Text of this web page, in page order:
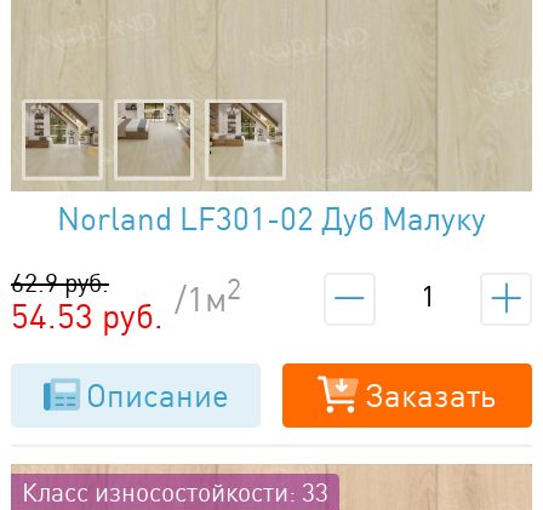
Norland LF301-02 Дуб Малуку
54.53 руб.
62.9 руб. /1м2
Описание Заказать
Класс износостойкости: 33